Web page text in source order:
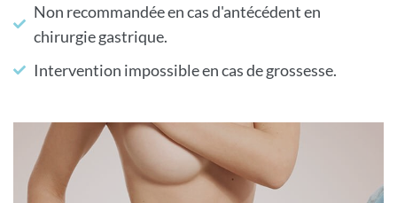
Non recommandée en cas d'antécédent en
chirurgie gastrique.
Intervention impossible en cas de grossesse.